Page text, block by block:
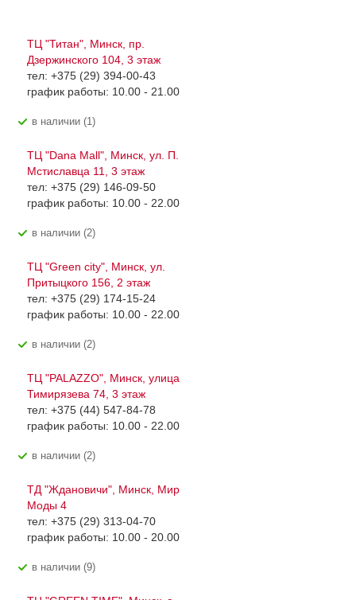
ТЦ "Титан", Минск, пр.
Дзержинского 104, 3 этаж
тел: +375 (29) 394-00-43
график работы: 10.00 - 21.00
В наличии (1)
ТЦ "Dana Mall", Минск, ул. П.
Мстиславца 11, 3 этаж
тел: +375 (29) 146-09-50
график работы: 10.00 - 22.00
В наличии (2)
ТЦ "Green city", Минск, ул.
Притыцкого 156, 2 этаж
тел: +375 (29) 174-15-24
график работы: 10.00 - 22.00
В наличии (2)
ТЦ "PALAZZO", Минск, улица
Тимирязева 74, 3 этаж
тел: +375 (44) 547-84-78
график работы: 10.00 - 22.00
В наличии (2)
ТД "Ждановичи", Минск, Мир
Моды 4
тел: +375 (29) 313-04-70
график работы: 10.00 - 20.00
В наличии (9)